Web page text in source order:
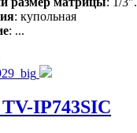
: купольная
: ...
IP743SIC